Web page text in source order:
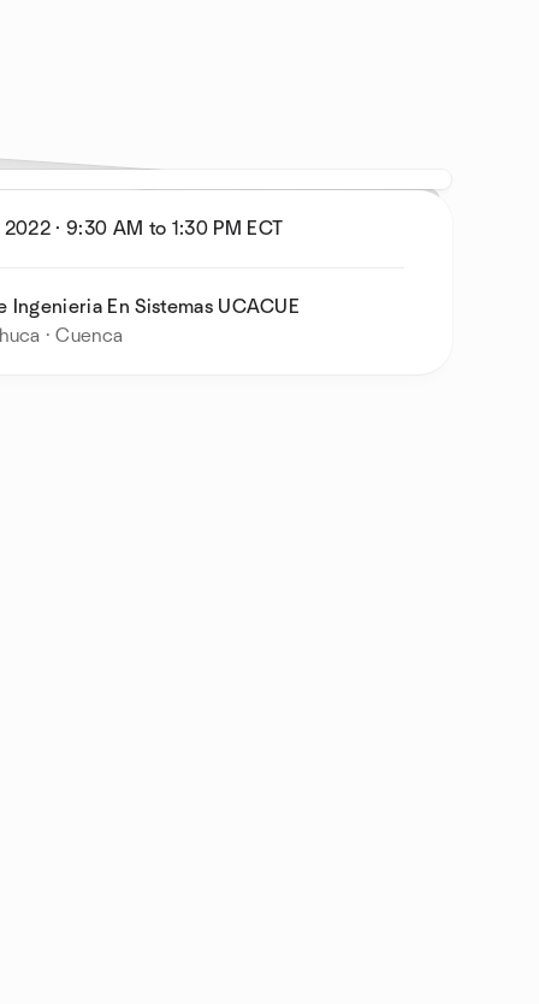
2022 ·9:30 AM to 1:30 PM ECT
Ingenieria En Sistemas UCACUE
· Cuenca